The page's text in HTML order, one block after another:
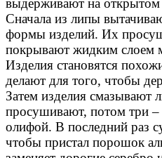
выдерживают на открытом
Сначала из липы
формы изделий. Их
покрывают жидким слоем
Изделия становятся
делают для того, чтобы
Затем изделия смазывают
просушивают, потом три
олифой. В последний раз
чтобы пристал порошок